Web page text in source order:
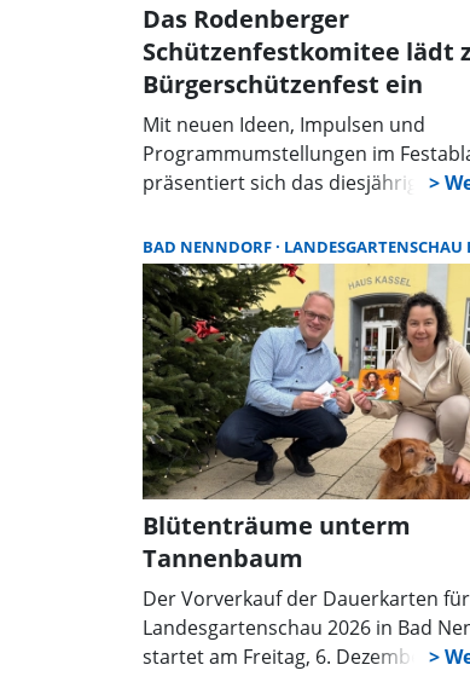
Das Rodenberger
Schützenfestkomitee lädt
Bürgerschützenfest ein
Mit neuen Ideen, Impulsen und
Programmumstellungen im
präsentiert sich das diesjährige
Montag 14. Juli, zu dem das
Schützenfestkomitee alle
Bürger herzlich einlädt.
BAD NENNDORF LANDESGARTENSCHAU BAD
Blütenträume unterm
Tannenbaum
Der Vorverkauf der Dauerkarten
Landesgartenschau 2026 in Bad
startet am Freitag, 6. Dezember,